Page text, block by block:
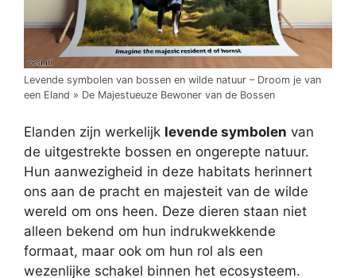
Levende symbolen van bossen en wilde natuur – Droom je van
een Eland » De Majestueuze Bewoner van de Bossen
Elanden zijn werkelijk levende symbolen van
de uitgestrekte bossen en ongerepte natuur.
Hun aanwezigheid in deze habitats herinnert
ons aan de pracht en majesteit van de wilde
wereld om ons heen. Deze dieren staan niet
alleen bekend om hun indrukwekkende
formaat, maar ook om hun rol als een
wezenlijke schakel binnen het ecosysteem.